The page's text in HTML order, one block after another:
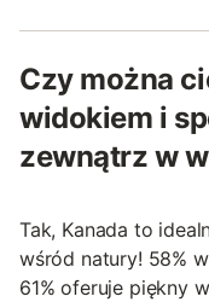
Czy można
widokiem i
zewnątrz w
Tak, Kanada to
wśród natury! 58%
61% oferuje piękny